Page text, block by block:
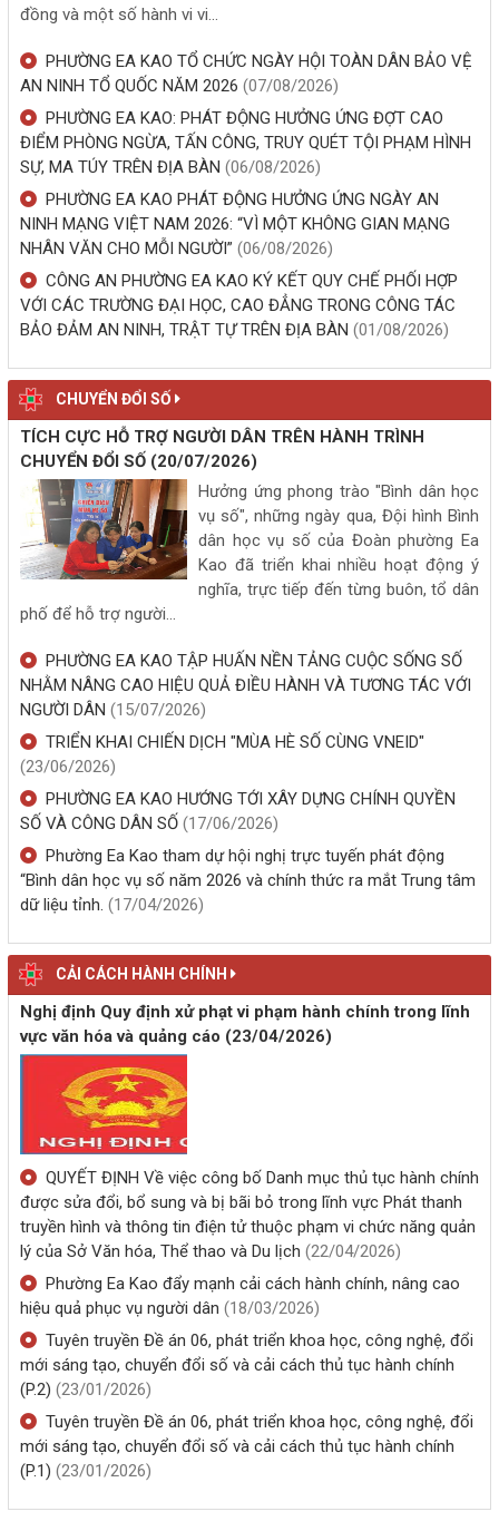
đồng và một số hành vi vi...
PHƯỜNG EA KAO TỔ CHỨC NGÀY HỘI TOÀN DÂN BẢO VỆ
AN NINH TỔ QUỐC NĂM 2026 (07/08/2026)
PHƯỜNG EA KAO: PHÁT ĐỘNG HƯỞNG ỨNG ĐỢT CAO
ĐIỂM PHÒNG NGỪA, TẤN CÔNG, TRUY QUÉT TỘI PHẠM HÌNH
SỰ, MA TÚY TRÊN ĐỊA BÀN (06/08/2026)
PHƯỜNG EA KAO PHÁT ĐỘNG HƯỞNG ỨNG NGÀY AN
NINH MẠNG VIỆT NAM 2026: “VÌ MỘT KHÔNG GIAN MẠNG
NHÂN VĂN CHO MỖI NGƯỜI” (06/08/2026)
CÔNG AN PHƯỜNG EA KAO KÝ KẾT QUY CHẾ PHỐI HỢP
VỚI CÁC TRƯỜNG ĐẠI HỌC, CAO ĐẲNG TRONG CÔNG TÁC
BẢO ĐẢM AN NINH, TRẬT TỰ TRÊN ĐỊA BÀN (01/08/2026)
CHUYỂN ĐỔI SỐ
TÍCH CỰC HỖ TRỢ NGƯỜI DÂN TRÊN HÀNH TRÌNH
CHUYỂN ĐỔI SỐ (20/07/2026)
Hưởng ứng phong trào "Bình dân học
vụ số", những ngày qua, Đội hình Bình
dân học vụ số của Đoàn phường Ea
Kao đã triển khai nhiều hoạt động ý
nghĩa, trực tiếp đến từng buôn, tổ dân
phố để hỗ trợ người...
PHƯỜNG EA KAO TẬP HUẤN NỀN TẢNG CUỘC SỐNG SỐ
NHẰM NÂNG CAO HIỆU QUẢ ĐIỀU HÀNH VÀ TƯƠNG TÁC VỚI
NGƯỜI DÂN (15/07/2026)
TRIỂN KHAI CHIẾN DỊCH "MÙA HÈ SỐ CÙNG VNEID"
(23/06/2026)
PHƯỜNG EA KAO HƯỚNG TỚI XÂY DỰNG CHÍNH QUYỀN
SỐ VÀ CÔNG DÂN SỐ (17/06/2026)
Phường Ea Kao tham dự hội nghị trực tuyến phát động
“Bình dân học vụ số năm 2026 và chính thức ra mắt Trung tâm
dữ liệu tỉnh. (17/04/2026)
CẢI CÁCH HÀNH CHÍNH
Nghị định Quy định xử phạt vi phạm hành chính trong lĩnh
vực văn hóa và quảng cáo (23/04/2026)
QUYẾT ĐỊNH Về việc công bố Danh mục thủ tục hành chính
được sửa đổi, bổ sung và bị bãi bỏ trong lĩnh vực Phát thanh
truyền hình và thông tin điện tử thuộc phạm vi chức năng quản
lý của Sở Văn hóa, Thể thao và Du lịch (22/04/2026)
Phường Ea Kao đẩy mạnh cải cách hành chính, nâng cao
hiệu quả phục vụ người dân (18/03/2026)
Tuyên truyền Đề án 06, phát triển khoa học, công nghệ, đổi
mới sáng tạo, chuyển đổi số và cải cách thủ tục hành chính
(P.2) (23/01/2026)
Tuyên truyền Đề án 06, phát triển khoa học, công nghệ, đổi
mới sáng tạo, chuyển đổi số và cải cách thủ tục hành chính
(P.1) (23/01/2026)